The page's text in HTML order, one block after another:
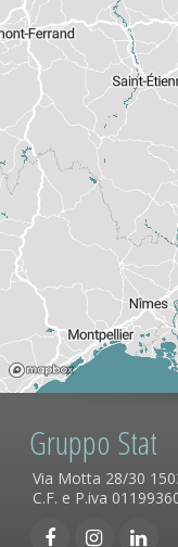
Gruppo Stat
Via Motta 28/30
C.F. e P.iva